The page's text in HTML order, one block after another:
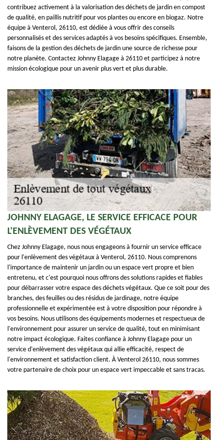
contribuez activement à la valorisation des déchets de jardin en compost
de qualité, en paillis nutritif pour vos plantes ou encore en biogaz. Notre
équipe à Venterol, 26110, est dédiée à vous offrir des conseils
personnalisés et des services adaptés à vos besoins spécifiques. Ensemble,
faisons de la gestion des déchets de jardin une source de richesse pour
notre planète. Contactez Johnny Elagage à 26110 et participez à notre
mission écologique pour un avenir plus vert et plus durable.
JOHNNY ELAGAGE, LE SERVICE EFFICACE POUR
L'ENLÈVEMENT DES VÉGÉTAUX
Chez Johnny Elagage, nous nous engageons à fournir un service efficace
pour l'enlèvement des végétaux à Venterol, 26110. Nous comprenons
l'importance de maintenir un jardin ou un espace vert propre et bien
entretenu, et c'est pourquoi nous offrons des solutions rapides et fiables
pour débarrasser votre espace des déchets végétaux. Que ce soit pour des
branches, des feuilles ou des résidus de jardinage, notre équipe
professionnelle et expérimentée est à votre disposition pour répondre à
vos besoins. Nous utilisons des équipements modernes et respectueux de
l'environnement pour assurer un service de qualité, tout en minimisant
notre impact écologique. Faites confiance à Johnny Elagage pour un
service d'enlèvement des végétaux qui allie efficacité, respect de
l'environnement et satisfaction client. À Venterol 26110, nous sommes
votre partenaire de choix pour un espace vert impeccable et sans tracas.